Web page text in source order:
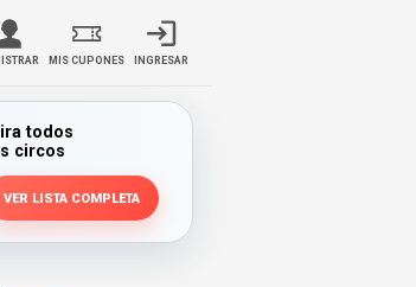
MIS CUPONES INGRESAR
todos
circos
VER LISTA COMPLETA